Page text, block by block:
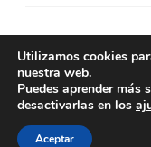
Copyright 2023
Utilizamos cookies
nuestra web.
Puedes aprender más
desactivarlas en los
Aceptar